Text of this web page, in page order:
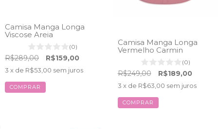
Camisa Manga Longa
Viscose Areia
(0)
R$289,00 R$159,00
3 x de R$53,00 sem juros
COMPRAR
Camisa Manga Longa
Vermelho Carmin
(0)
R$249,00 R$189,00
3 x de R$63,00 sem juros
COMPRAR